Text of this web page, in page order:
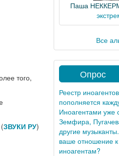
того,
ЗВУКИ РУ)
Паша
Все
Опрос
Реестр
пополняется
Иноагентами уже
Земфира,
другие
ваше отношение
иноагентам?